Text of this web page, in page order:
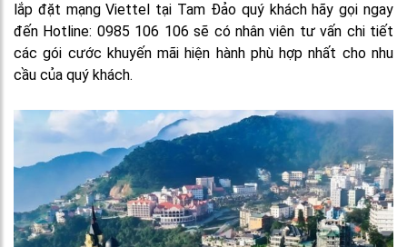
lắp đặt mạng Viettel tại Tam Đảo quý khách hãy gọi ngay
đến Hotline: 0985 106 106 sẽ có nhân viên tư vấn chi tiết
các gói cước khuyến mãi hiện hành phù hợp nhất cho nhu
cầu của quý khách.